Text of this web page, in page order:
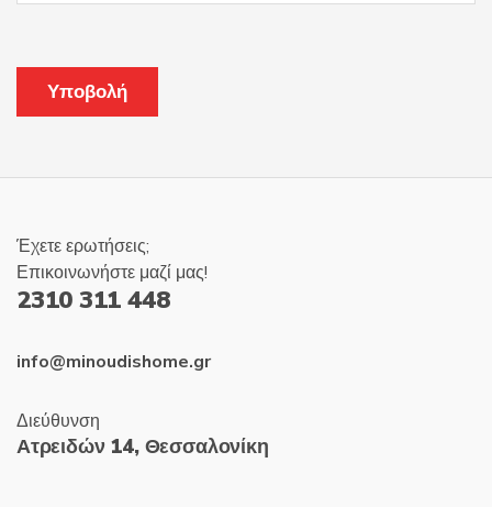
Έχετε ερωτήσεις;
Επικοινωνήστε μαζί μας!
2310 311 448
info@minoudishome.gr
Διεύθυνση
Ατρειδών 14, Θεσσαλονίκη